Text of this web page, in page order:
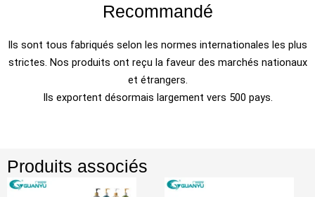
Recommandé
Ils sont tous fabriqués selon les normes internationales les plus
strictes. Nos produits ont reçu la faveur des marchés nationaux
et étrangers.
Ils exportent désormais largement vers 500 pays.
Produits associés